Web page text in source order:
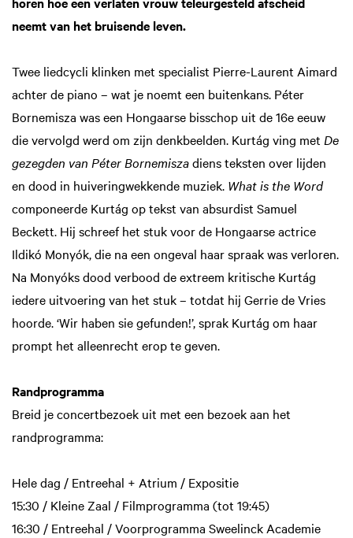
neemt van het bruisende leven.
Twee liedcycli klinken met specialist Pierre-Laurent Aimard
achter de piano – wat je noemt een buitenkans. Péter
Bornemisza was een Hongaarse bisschop uit de 16e eeuw
die vervolgd werd om zijn denkbeelden. Kurtág ving met De
gezegden van Péter Bornemiszadiens teksten over lijden
en dood in huiveringwekkende muziek. What is the Word
componeerde Kurtág op tekst van absurdist Samuel
Beckett. Hij schreef het stuk voor de Hongaarse actrice
Ildikó Monyók, die na een ongeval haar spraak was verloren.
Na Monyóks dood verbood de extreem kritische Kurtág
iedere uitvoering van het stuk – totdat hij Gerrie de Vries
hoorde. ‘Wir haben sie gefunden!’, sprak Kurtág om haar
prompt het alleenrecht erop te geven.
Randprogramma
Breid je concertbezoek uit met een bezoek aan het
randprogramma:
Hele dag / Entreehal + Atrium / Expositie
15:30 / Kleine Zaal / Filmprogramma (tot 19:45)
16:30 / Entreehal / Voorprogramma Sweelinck Academie